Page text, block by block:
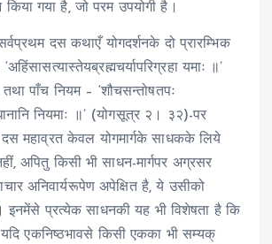
किया गया है, जो परम उपयोगी है।
दस कथाएँ योगदर्शनके दो प्रारम्भिक
यमाः ॥’
पाँच नियम – ‘शौचसन्तोषतपः
नियमाः ॥’ (योगसूत्र २। ३२)-पर
महाव्रत केवल योगमार्गके साधकके लिये
अपितु किसी भी साधन-मार्गपर अग्रसर
अनिवार्यरूपेण अपेक्षित है, ये उसीको
इनमेंसे प्रत्येक साधनकी यह भी विशेषता है कि
एकनिष्ठभावसे किसी एकका भी सम्यक्